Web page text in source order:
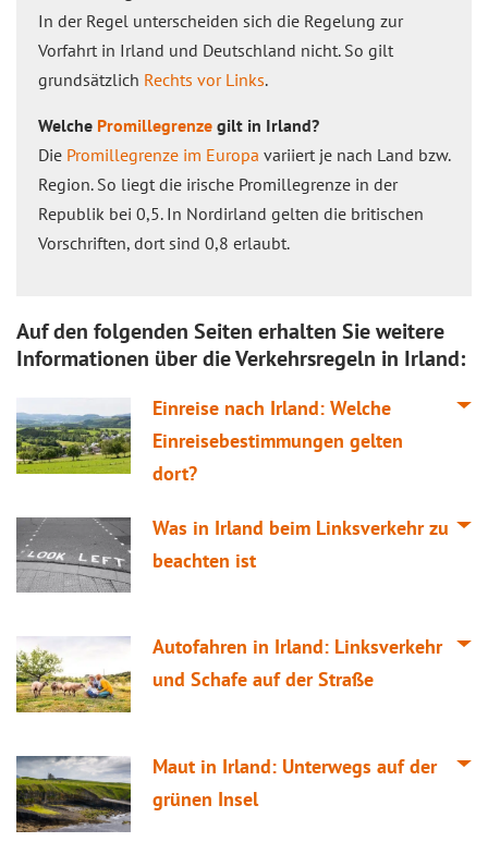
In der Regel unterscheiden sich die Regelung zur
Vorfahrt in Irland und Deutschland nicht. So gilt
grundsätzlich Rechts vor Links.
Welche Promillegrenze gilt in Irland?
Die Promillegrenze im Europa variiert je nach Land bzw.
Region. So liegt die irische Promillegrenze in der
Republik bei 0,5. In Nordirland gelten die britischen
Vorschriften, dort sind 0,8 erlaubt.
Auf den folgenden Seiten erhalten Sie weitere
Informationen über die Verkehrsregeln in Irland:
Einreise nach Irland: Welche
Einreisebestimmungen gelten
dort?
Was in Irland beim Linksverkehr zu
beachten ist
Autofahren in Irland: Linksverkehr
und Schafe auf der Straße
Maut in Irland: Unterwegs auf der
grünen Insel